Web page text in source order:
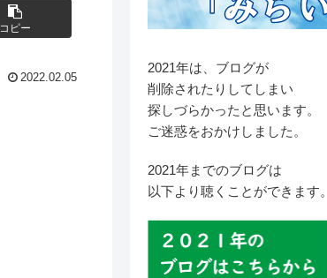
コピー
2022.02.05
2021年は、ブログが
削除されたりしてしまい
探しづらかったと思います。
ご迷惑をおかけしました。
2021年までのブログは
以下より聴くことができます。